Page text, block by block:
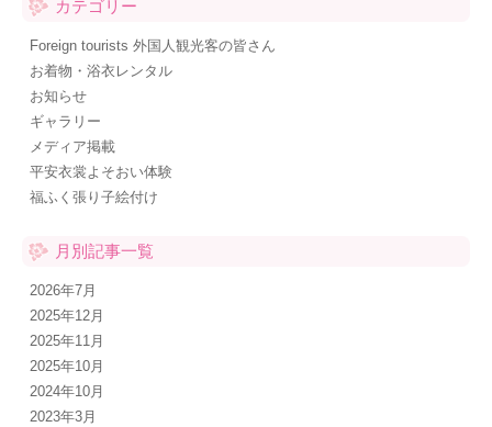
カテゴリー
Foreign tourists 外国人観光客の皆さん
お着物・浴衣レンタル
お知らせ
ギャラリー
メディア掲載
平安衣裳よそおい体験
福ふく張り子絵付け
月別記事一覧
2026年7月
2025年12月
2025年11月
2025年10月
2024年10月
2023年3月